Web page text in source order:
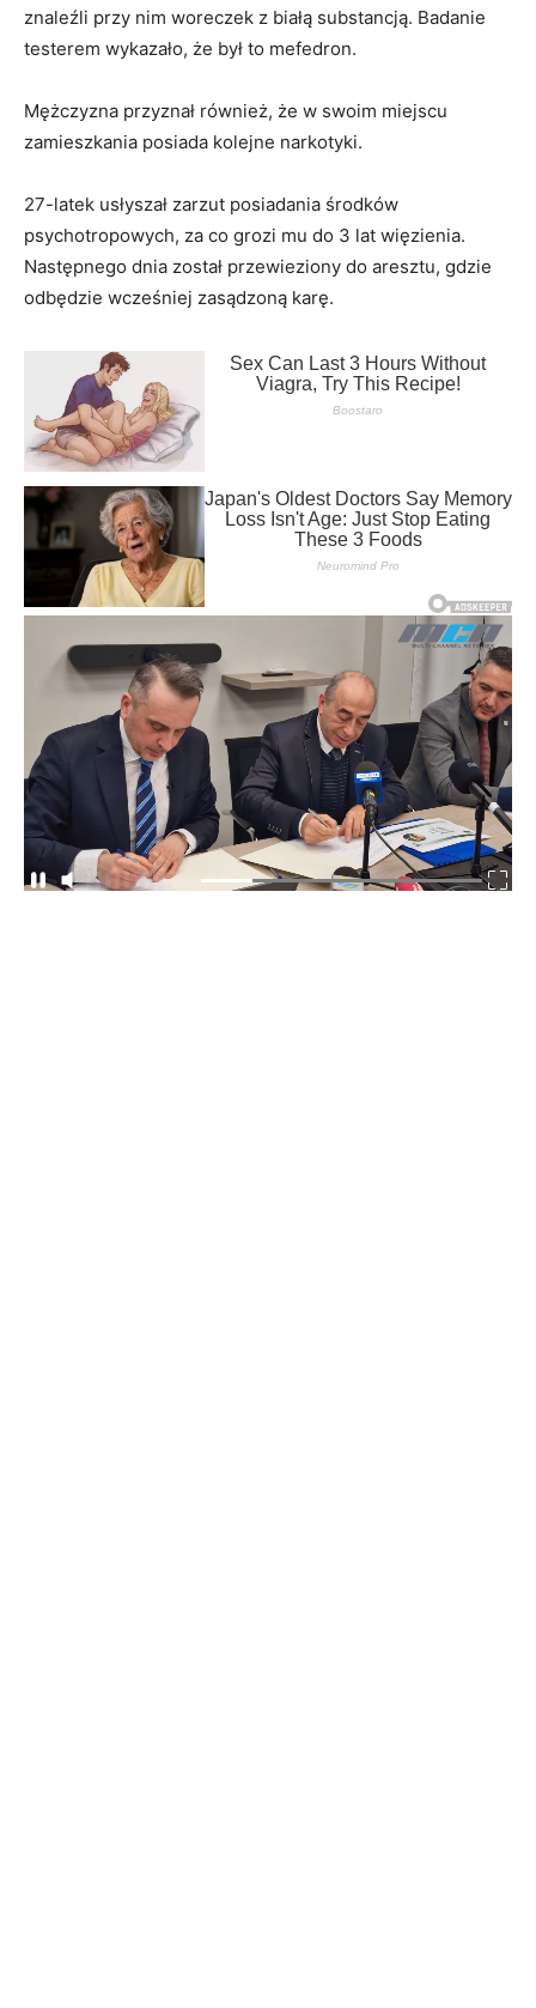
znaleźli przy nim woreczek z białą substancją. Badanie
testerem wykazało, że był to mefedron.
Mężczyzna przyznał również, że w swoim miejscu
zamieszkania posiada kolejne narkotyki.
27-latek usłyszał zarzut posiadania środków
psychotropowych, za co grozi mu do 3 lat więzienia.
Następnego dnia został przewieziony do aresztu, gdzie
odbędzie wcześniej zasądzoną karę.